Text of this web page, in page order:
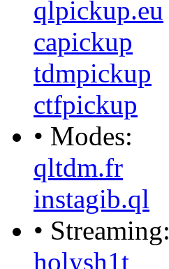
qlpickup.eu
capickup
tdmpickup
ctfpickup
• Modes:
qltdm.fr
instagib.ql
• Streaming:
holysh1t